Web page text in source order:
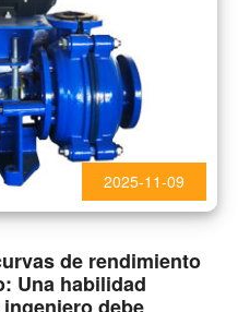
2025-11-09
de rendimiento
Una habilidad